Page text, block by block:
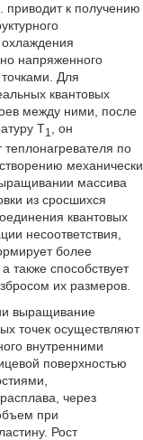
приводит к получению
напряженного
Для
квантовых
между ними, после
Т1
, он
по
механически
массива
из сросшихся
квантовых
несоответствия,
более
также способствует
их размеров.
выращивание
точек осуществляют
внутренними
поверхностью
через
при
Рост